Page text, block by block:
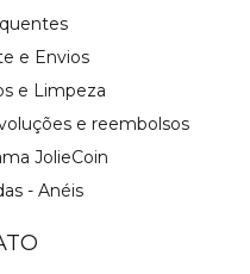
e Envios
e Limpeza
e reembolsos
JolieCoin
- Anéis